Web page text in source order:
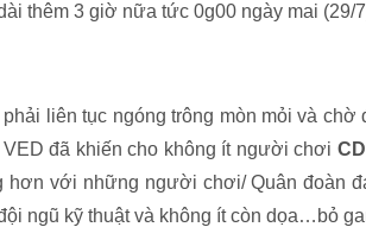
thêm 3 giờ nữa tức 0g00 ngày mai (29/
phải liên tục ngóng trông mòn mỏi và
VED đã khiến cho không ít người chơi
hơn với những người chơi/ Quân đoàn
ngũ kỹ thuật và không ít còn dọa…bỏ